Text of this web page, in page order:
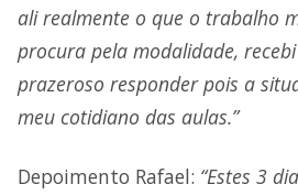
ali realmente o que o trabalho
procura pela modalidade,
prazeroso responder pois a
meu cotidiano das aulas.”
Depoimento Rafael: “Estes 3